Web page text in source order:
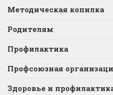
Методическая копилка
Родителям
Профилактика
Профсоюзная
Здоровье и